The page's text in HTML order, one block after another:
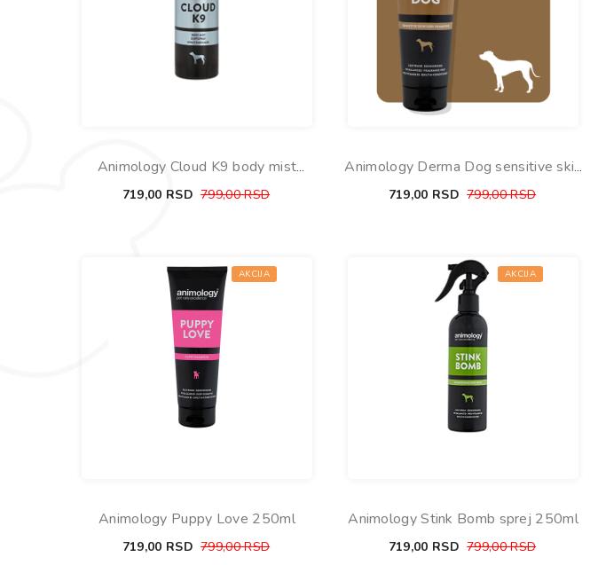
Animology Cloud K9 body mist
150ml
719,00 RSD 799,00RSD
Animology Derma Dog sensitive skin
250ml
719,00 RSD 799,00RSD
AKCIJA
Animology Puppy Love 250ml
719,00 RSD 799,00RSD
AKCIJA
Animology Stink Bomb sprej 250ml
719,00 RSD 799,00RSD